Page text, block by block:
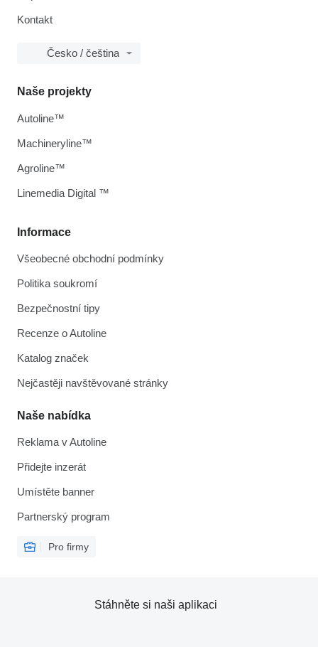
Kontakt
Česko / čeština
Informace
Všeobecné obchodní podmínky
Politika soukromí
Bezpečnostní tipy
Recenze o Autoline
Katalog značek
Nejčastěji navštěvované stránky
Naše nabídka
Reklama v Autoline
Přidejte inzerát
Umístěte banner
Partnerský program
Pro firmy
Naše projekty
Autoline™
Machineryline™
Agroline™
Linemedia Digital ™
Stáhněte si naši aplikaci